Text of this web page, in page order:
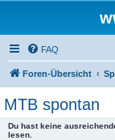
FAQ
Foren-Übersicht
MTB spontan
Du hast keine
lesen.